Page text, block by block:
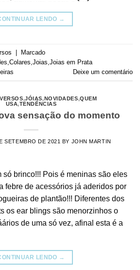
LENDO →
| Marcado
Colares Joias Joias em Prata
Deixe um comentário
,JÓIAS, NOVIDADES,QUEM
USA,TENDÊNCIAS
sensação do momento
SETEMBRO DE 2021 BY JOHN MARTIN
só brinco!!! Pois é meninas são eles
febre de acessórios já aderidos por
de plantão!!! Diferentes dos
os ear blings são menorzinhos o
de uma só vez, afinal esta é a
LENDO →